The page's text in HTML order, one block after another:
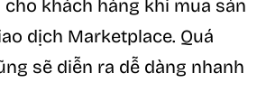
khách hàng khi mua sản
dịch Marketplace. Quá
sẽ diễn ra dễ dàng nhanh